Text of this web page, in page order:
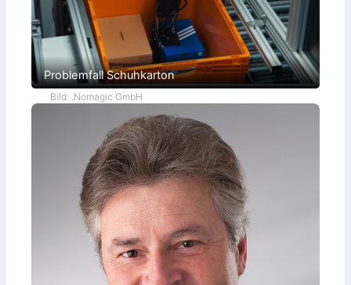
Problemfall Schuhkarton
Bild: .Nomagic GmbH